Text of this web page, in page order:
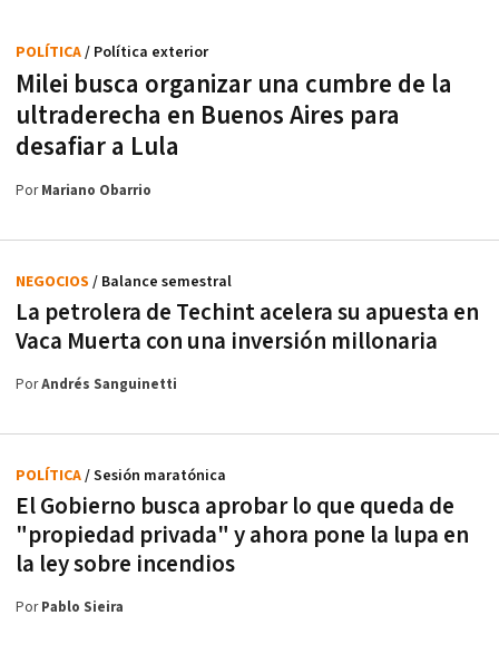
Milei busca organizar una cumbre de la
ultraderecha en Buenos Aires para
desafiar a Lula
POLÍTICA/ Política exterior
PorMariano Obarrio
La petrolera de Techint acelera su apuesta en
Vaca Muerta con una inversión millonaria
NEGOCIOS / Balance semestral
PorAndrés Sanguinetti
El Gobierno busca aprobar lo que queda de
"propiedad privada" y ahora pone la lupa en
la ley sobre incendios
POLÍTICA/ Sesión maratónica
PorPablo Sieira